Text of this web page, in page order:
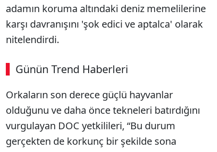
adamın koruma altındaki deniz memelilerine
karşı davranışını 'şok edici ve aptalca' olarak
nitelendirdi.
Günün Trend Haberleri
Orkaların son derece güçlü hayvanlar
olduğunu ve daha önce tekneleri batırdığını
vurgulayan DOC yetkilileri, “Bu durum
gerçekten de korkunç bir şekilde sona